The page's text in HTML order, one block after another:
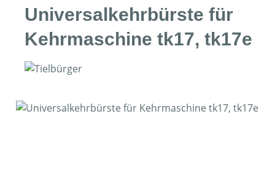
Universalkehrbürste für
Kehrmaschine tk17, tk17e
Bildergalerie überspringen